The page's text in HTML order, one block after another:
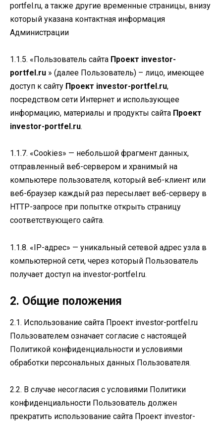
portfel.ru, а также другие временные страницы, внизу
который указана контактная информация
Администрации
1.1.5. «Пользователь сайта Проект investor-
portfel.ru » (далее Пользователь) – лицо, имеющее
доступ к сайту Проект investor-portfel.ru,
посредством сети Интернет и использующее
информацию, материалы и продукты сайта Проект
investor-portfel.ru.
1.1.7. «Cookies» — небольшой фрагмент данных,
отправленный веб-сервером и хранимый на
компьютере пользователя, который веб-клиент или
веб-браузер каждый раз пересылает веб-серверу в
HTTP-запросе при попытке открыть страницу
соответствующего сайта.
1.1.8. «IP-адрес» — уникальный сетевой адрес узла в
компьютерной сети, через который Пользователь
получает доступ на investor-portfel.ru.
2. Общие положения
2.1. Использование сайта Проект investor-portfel.ru
Пользователем означает согласие с настоящей
Политикой конфиденциальности и условиями
обработки персональных данных Пользователя.
2.2. В случае несогласия с условиями Политики
конфиденциальности Пользователь должен
прекратить использование сайта Проект investor-